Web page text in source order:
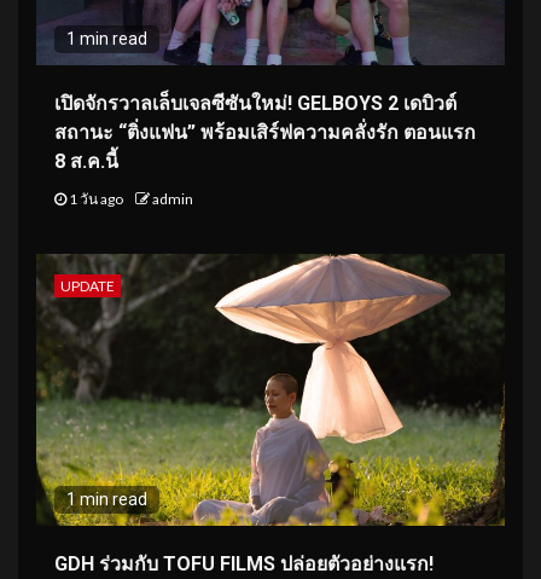
1 min read
เปิดจักรวาลเล็บเจลซีซันใหม่! GELBOYS 2 เดบิวต์
สถานะ “ติ่งแฟน” พร้อมเสิร์ฟความคลั่งรัก ตอนแรก
8 ส.ค.นี้
1 วัน ago admin
UPDATE
1 min read
GDH ร่วมกับ TOFU FILMS ปล่อยตัวอย่างแรก!